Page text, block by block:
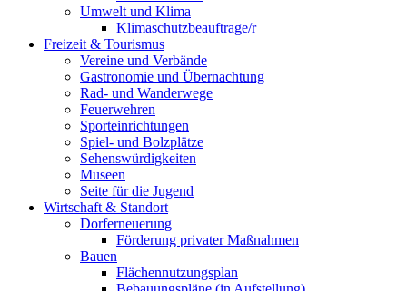
Umwelt und Klima
Klimaschutzbeauftrage/r
Freizeit & Tourismus
Vereine und Verbände
Gastronomie und Übernachtung
Rad- und Wanderwege
Feuerwehren
Sporteinrichtungen
Spiel- und Bolzplätze
Sehenswürdigkeiten
Museen
Seite für die Jugend
Wirtschaft & Standort
Dorferneuerung
Förderung privater Maßnahmen
Bauen
Flächennutzungsplan